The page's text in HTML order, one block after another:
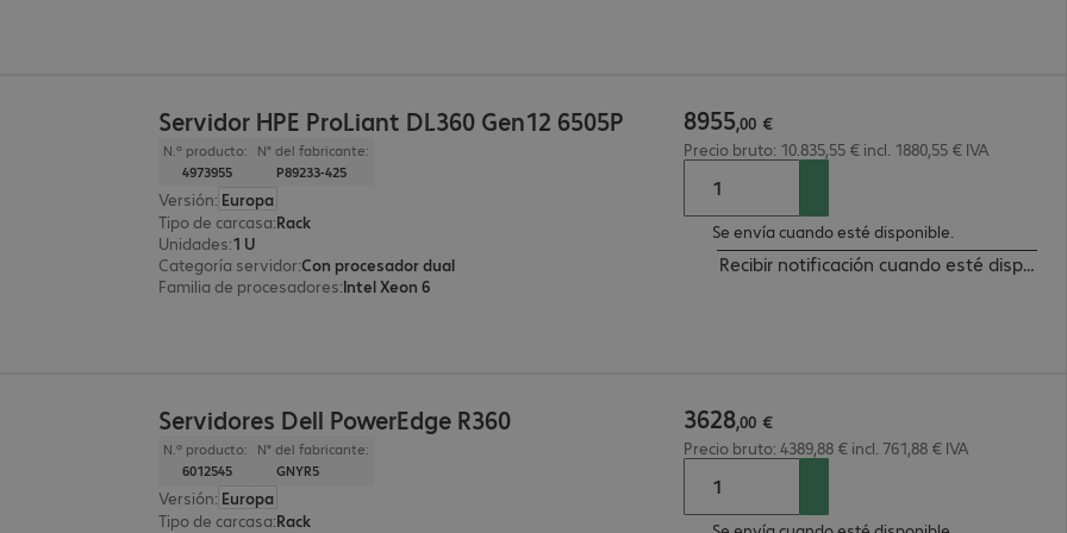
Servidor HPE ProLiant DL360 Gen12 6505P
N.º producto:
4973955
N° del fabricante:
P89233-425
Versión: Europa
Tipo de carcasa:Rack
Unidades:1 U
Categoría servidor:Con procesador dual
Familia de procesadores:Intel Xeon 6
8955,00 €
Precio bruto: 10.835,55 € incl. 1880,55 € IVA
Se envía cuando esté disponible.
Recibir notificación cuando esté
Servidores Dell PowerEdge R360
N.º producto:
6012545
N° del fabricante:
GNYR5
Versión: Europa
Tipo de carcasa:Rack
3628,00 €
Precio bruto: 4389,88 € incl. 761,88 € IVA